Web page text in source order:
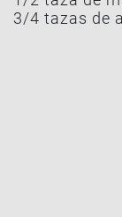
3/4 tazas de